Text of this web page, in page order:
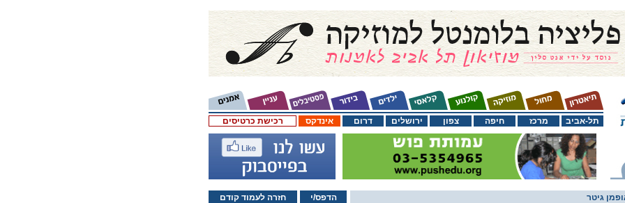
רכישת כרטיסים אינדקס דרום ירושלים צפון חיפה מרכז תל-אביב
חזרה לעמוד קודם הדפס/י גיטר